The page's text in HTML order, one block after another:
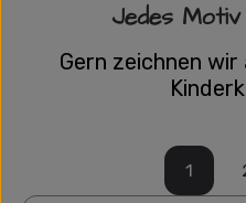
Jedes
Gern zeichnen
Seite
1